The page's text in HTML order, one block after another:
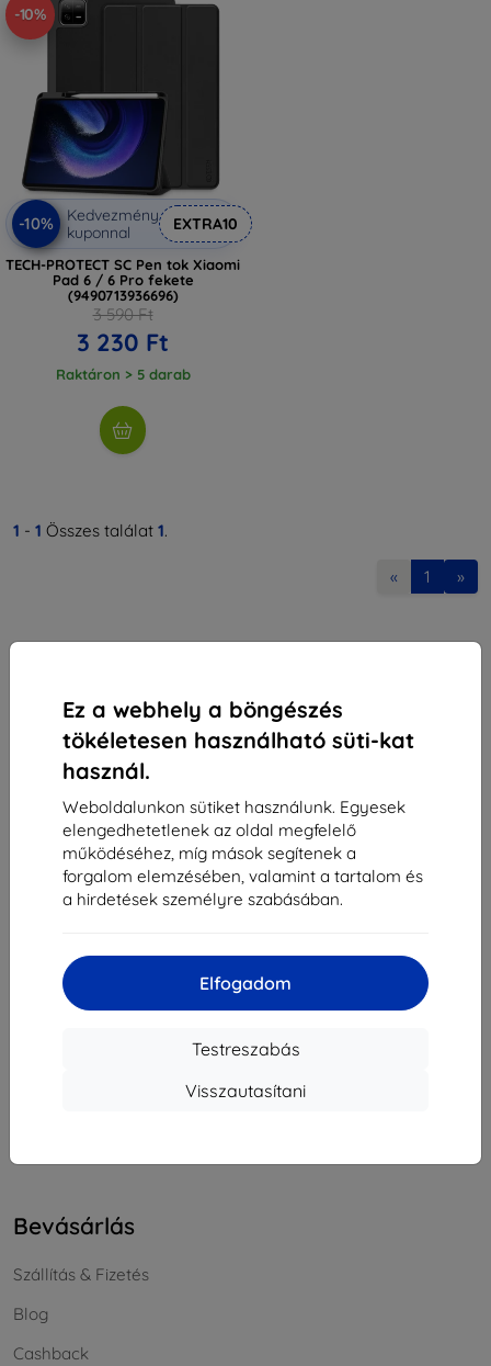
Ez a webhely a böngészés
tökéletesen használható süti-kat
használ.
Weboldalunkon sütiket használunk. Egyesek
elengedhetetlenek az oldal megfelelő
működéséhez, míg mások segítenek a
forgalom elemzésében, valamint a tartalom és
a hirdetések személyre szabásában.
Elfogadom
Testreszabás
Visszautasítani
-10%
-10%
Kedvezmény
kuponnal
EXTRA10
TECH-PROTECT SC Pen tok Xiaomi
Pad 6 / 6 Pro fekete
(9490713936696)
3 590 Ft
3 230 Ft
Raktáron > 5 darab
1 - 1 Összes találat 1.
« 1 »
Shield-Sk s.r.o.
Rudolf Mocka utca 3750/2A
841 04 Bratislava
Cégjegyzékszám:46701494
ÁFA-azonosító:SK2023549671
info@top4mobile.eu
Bevásárlás
Szállítás & Fizetés
Blog
Cashback